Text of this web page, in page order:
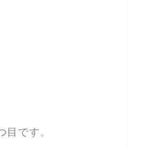
目 です。